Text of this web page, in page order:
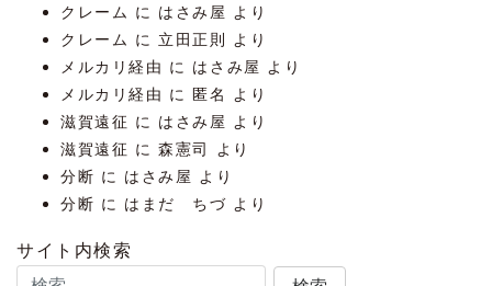
クレーム に はさみ屋 より
クレーム に 立田正則 より
メルカリ経由 に はさみ屋 より
メルカリ経由 に匿名
より
滋賀遠征 に はさみ屋 より
滋賀遠征 に森憲司
より
分断 に はさみ屋 より
分断 に はまだ ちづ より
サイト内検索